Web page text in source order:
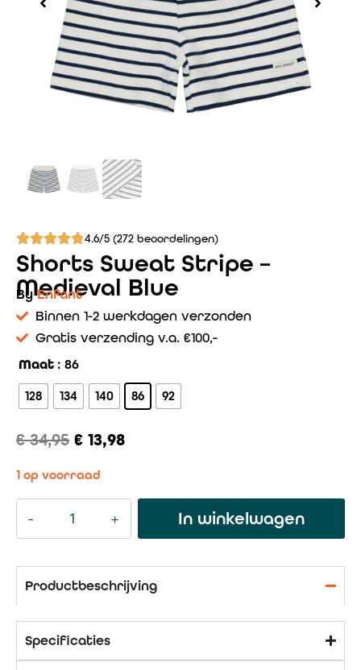
4.6/5 (272 beoordelingen)
Shorts Sweat Stripe –
Medieval Blue
ByEnfant
Binnen 1-2 werkdagen verzonden
Gratis verzending v.a. €100,-
Maat : 86
128 134 140 86 92
€34,95 € 13,98
1 op voorraad
In winkelwagen
Productbeschrijving
Specificaties